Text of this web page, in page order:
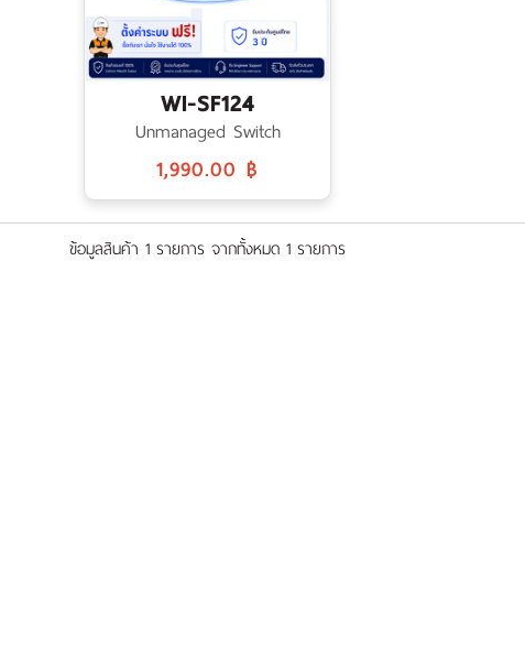
WI-SF124
Unmanaged Switch
1,990.00 ฿
ข้อมูลสินค้า 1 รายการ จากทั้งหมด 1 รายการ